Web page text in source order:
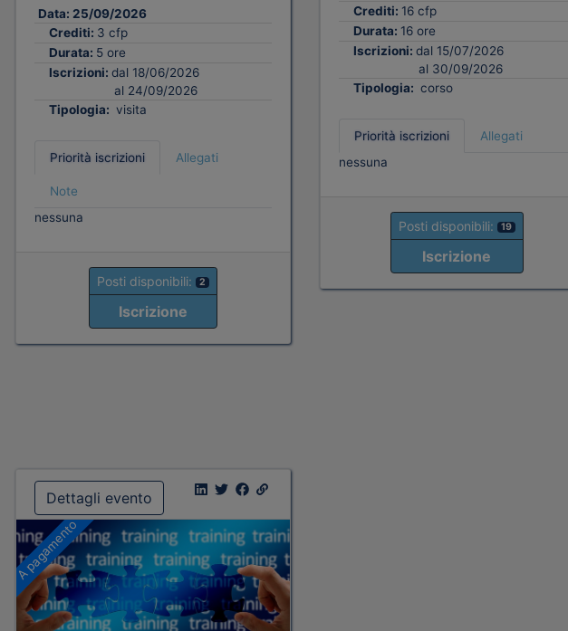
Data: 25/09/2026
Crediti: 3 cfp
Durata: 5 ore
Iscrizioni: dal 18/06/2026
al 24/09/2026
Tipologia: visita
Priorità iscrizioni Allegati
Note
nessuna
Posti disponibili: 2
Iscrizione
Crediti: 16 cfp
Durata: 16 ore
Iscrizioni: dal 15/07/2026
al 30/09/2026
Tipologia: corso
Priorità iscrizioni
Allegati
nessuna
Posti disponibili: 19
Iscrizione
Dettagli evento
A pagamento